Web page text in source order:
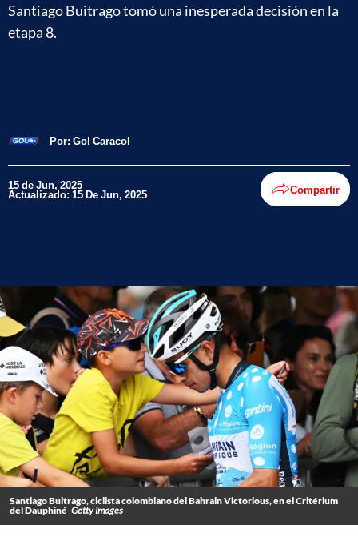
Santiago Buitrago tomó una inesperada decisión en la
etapa 8.
Por: Gol Caracol
15 de Jun, 2025
Actualizado: 15 De Jun, 2025 Compartir
Santiago Buitrago, ciclista colombiano del Bahrain Victorious, en el Critérium
del Dauphiné Getty Images